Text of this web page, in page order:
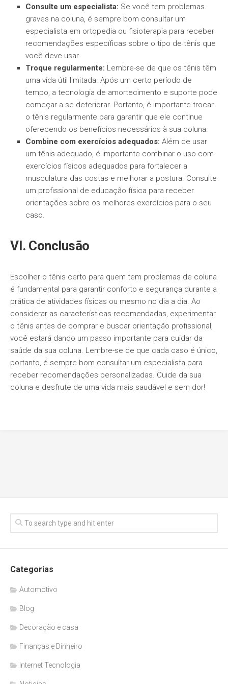
Consulte um especialista: Se você tem problemas
graves na coluna, é sempre bom consultar um
especialista em ortopedia ou fisioterapia para receber
recomendações específicas sobre o tipo de tênis que
você deve usar.
Troque regularmente: Lembre-se de que os tênis têm
uma vida útil limitada. Após um certo período de
tempo, a tecnologia de amortecimento e suporte pode
começar a se deteriorar. Portanto, é importante trocar
o tênis regularmente para garantir que ele continue
oferecendo os benefícios necessários à sua coluna.
Combine com exercícios adequados: Além de usar
um tênis adequado, é importante combinar o uso com
exercícios físicos adequados para fortalecer a
musculatura das costas e melhorar a postura. Consulte
um profissional de educação física para receber
orientações sobre os melhores exercícios para o seu
caso.
VI. Conclusão
Escolher o tênis certo para quem tem problemas de coluna
é fundamental para garantir conforto e segurança durante a
prática de atividades físicas ou mesmo no dia a dia. Ao
considerar as características recomendadas, experimentar
o tênis antes de comprar e buscar orientação profissional,
você estará dando um passo importante para cuidar da
saúde da sua coluna. Lembre-se de que cada caso é único,
portanto, é sempre bom consultar um especialista para
receber recomendações personalizadas. Cuide da sua
coluna e desfrute de uma vida mais saudável e sem dor!
Categorias
Automotivo
Blog
Decoração e casa
Finanças e Dinheiro
Internet Tecnologia